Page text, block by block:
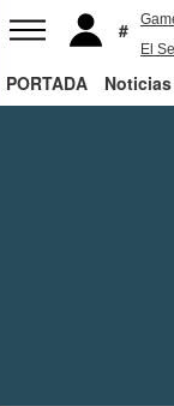
El
PORTADA Noticias